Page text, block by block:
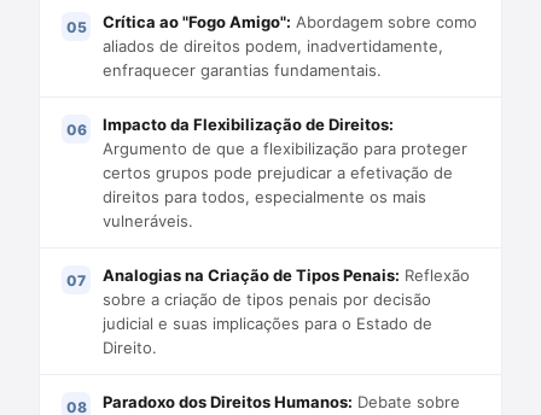
Crítica ao "Fogo Amigo": Abordagem sobre como
aliados de direitos podem, inadvertidamente,
enfraquecer garantias fundamentais.
Impacto da Flexibilização de Direitos:
Argumento de que a flexibilização para proteger
certos grupos pode prejudicar a efetivação de
direitos para todos, especialmente os mais
vulneráveis.
Analogias na Criação de Tipos Penais: Reflexão
sobre a criação de tipos penais por decisão
judicial e suas implicações para o Estado de
Direito.
Paradoxo dos Direitos Humanos: Debate sobre